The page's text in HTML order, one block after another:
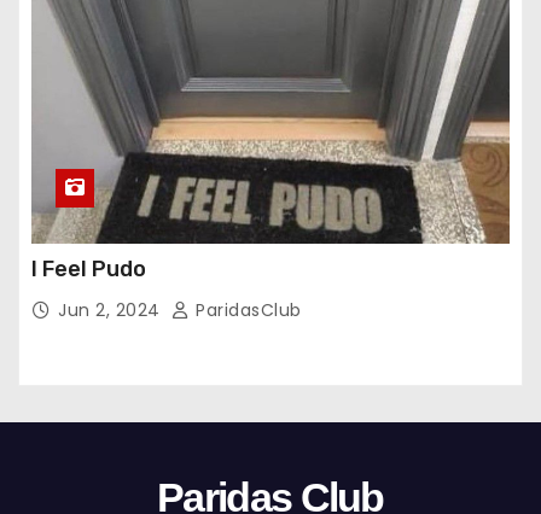
I Feel Pudo
Jun 2, 2024 ParidasClub
Paridas Club